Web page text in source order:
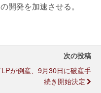
開発を加速させる。
次の投稿
が倒産、9月30日に破産手
続き開始決定